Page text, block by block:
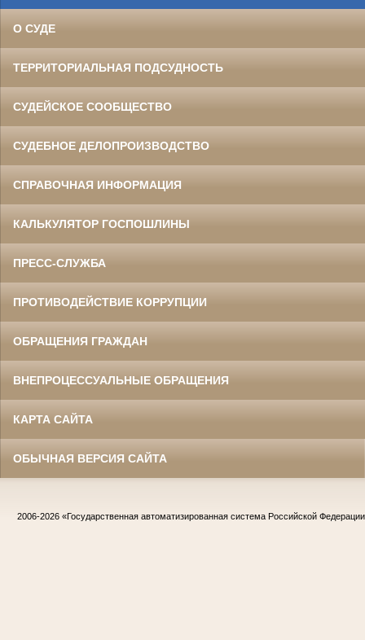
О СУДЕ
ТЕРРИТОРИАЛЬНАЯ ПОДСУДНОСТЬ
СУДЕЙСКОЕ СООБЩЕСТВО
СУДЕБНОЕ ДЕЛОПРОИЗВОДСТВО
СПРАВОЧНАЯ ИНФОРМАЦИЯ
КАЛЬКУЛЯТОР ГОСПОШЛИНЫ
ПРЕСС-СЛУЖБА
ПРОТИВОДЕЙСТВИЕ КОРРУПЦИИ
ОБРАЩЕНИЯ ГРАЖДАН
ВНЕПРОЦЕССУАЛЬНЫЕ ОБРАЩЕНИЯ
КАРТА САЙТА
ОБЫЧНАЯ ВЕРСИЯ САЙТА
2006-2026 «Государственная автоматизированная система Российской